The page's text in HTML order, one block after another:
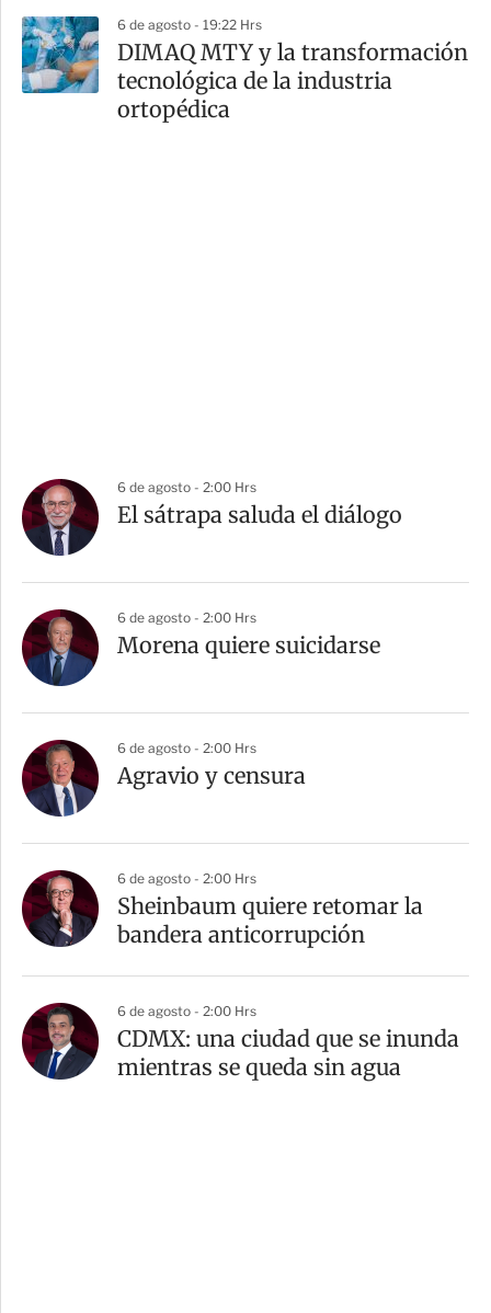
6 de agosto - 19:22 Hrs
DIMAQ MTY y la transformación
tecnológica de la industria
ortopédica
6 de agosto - 2:00 Hrs
El sátrapa saluda el diálogo
6 de agosto - 2:00 Hrs
Morena quiere suicidarse
6 de agosto - 2:00 Hrs
Agravio y censura
6 de agosto - 2:00 Hrs
Sheinbaum quiere retomar la
bandera anticorrupción
6 de agosto - 2:00 Hrs
CDMX: una ciudad que se inunda
mientras se queda sin agua